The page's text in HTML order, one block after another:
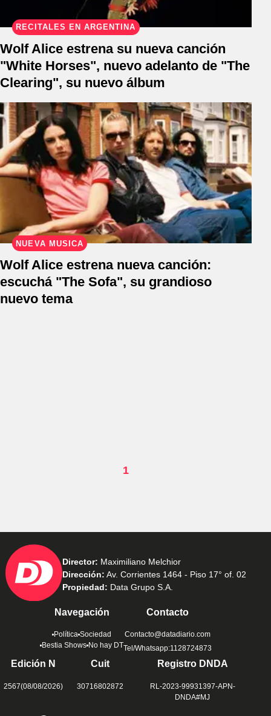
RECITALES EN ARGENTINA
Wolf Alice estrena su nueva canción
"White Horses", nuevo adelanto de "The
Clearing", su nuevo álbum
NUEVA MÚSICA
Wolf Alice estrena nueva canción:
escuchá "The Sofa", su grandioso
nuevo tema
1
Director: Maximiliano Melchior
Dirección: Av. Corrientes 1464 - Piso 17° of. 02
Propiedad: Data Grupo S.A.
Navegación
Política Sociedad
Bestia Shows No hay DT
Contacto
Contacto@datadiario.com
Tel/Whatsapp:1128724873
Edición N
2567(08/08/2026)
Cuit
30716802872
Registro DNDA
RL-2023-99931397-APN-
DNDA#MJ